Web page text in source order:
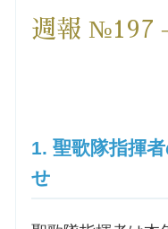
洗礼を希望される方
小池神父の講座
週報 №197
1. 聖歌隊指揮
せ